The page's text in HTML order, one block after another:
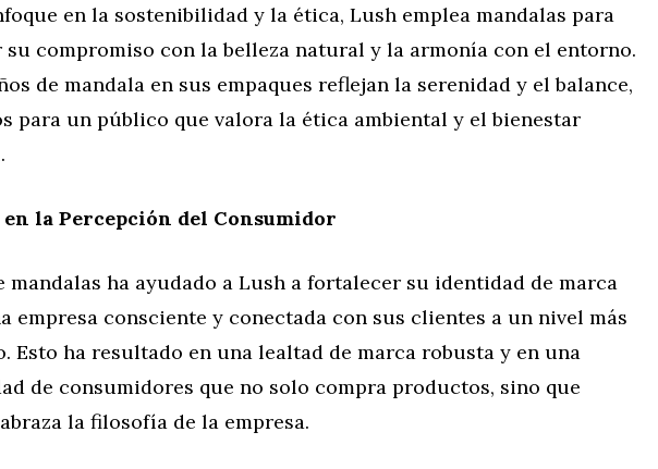
en la sostenibilidad y la ética, Lush emplea mandalas para
su compromiso con la belleza natural y la armonía con el entorno.
de mandala en sus empaques reflejan la serenidad y el balance,
para un público que valora la ética ambiental y el bienestar
la Percepción del Consumidor
mandalas ha ayudado a Lush a fortalecer su identidad de marca
empresa consciente y conectada con sus clientes a un nivel más
Esto ha resultado en una lealtad de marca robusta y en una
de consumidores que no solo compra productos, sino que
la filosofía de la empresa.